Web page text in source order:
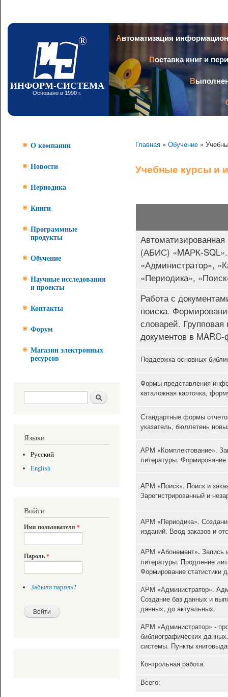
ИНФОРМ-СИСТЕМА
Основано в 1990 г.
Автоматизация
Поставка книг и
О компании
Новости
Периодика
Книги
Программные
продукты
Обучение
Научные исследования
и проекты
Контакты
Форум
Магазин электронных
ресурсов
Форма поиска Поиск
Языки
Русский
English
Войти
Имя пользователя *
Пароль*
Забыли пароль?
Главная » Обучение »
Учебные курсы и
(АБИС) «MAРК-
«Администратор»,
«Периодика»,
Работа с
поиска.
словарей. Групповая
документов в
Поддержка основных
Формы представления
каталожная карточка,
Стандартные формы
указатель, бюллетень
АРМ «Комплектование».
литературы.
АРМ «Поиск». Поиск и
Зарегистрированный и
АРМ «Периодика».
изданий. Ввод заказов и
АРМ «Абонемент». Запись
литературы. Продление
Формирование статистики
АРМ «Администратор».
Создание баз данных и
данных, до актуальных.
АРМ «Администратор» -
библиографических
системы. Пункты
Контрольная работа.
Всего: